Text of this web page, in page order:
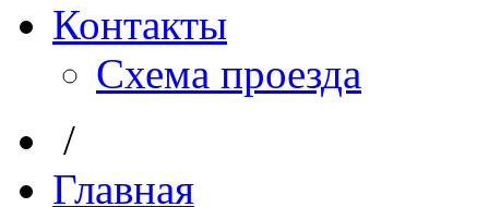
Контакты
Схема проезда
/
Главная